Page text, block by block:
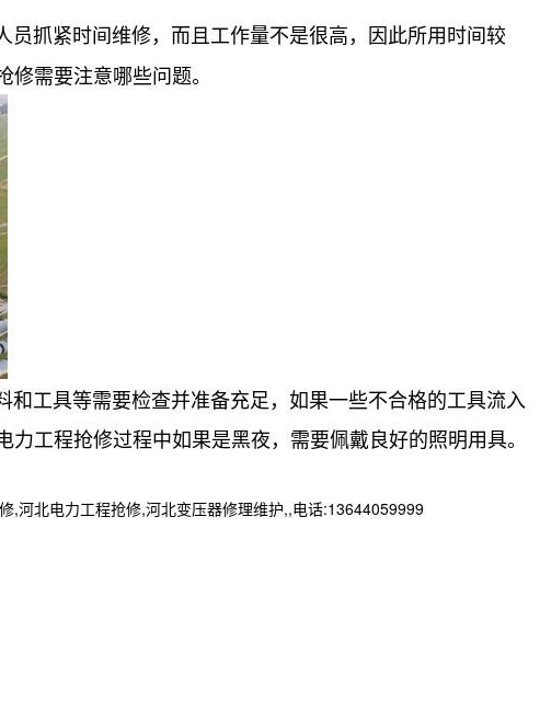
抓紧时间维修，而且工作量不是很高，因此所用时间较
需要注意哪些问题。
工具等需要检查并准备充足，如果一些不合格的工具流入
工程抢修过程中如果是黑夜，需要佩戴良好的照明用具。
,河北电力工程抢修,河北变压器修理维护,,电话:13644059999